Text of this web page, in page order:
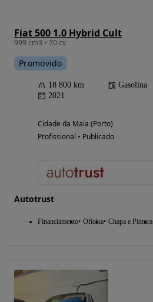
Fiat 500 1.0 Hybrid Cult
999 cm3 • 70 cv
Promovido
18 800 km Gasolina
2021
Cidade da Maia (Porto)
Profissional • Publicado
Autotrust
Financiamento Oficina Chapa e Pintura